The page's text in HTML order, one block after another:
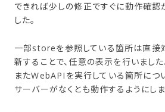
できれば少しの修正ですぐに動作確認
した。
一部storeを参照している箇所は直
新することで、任意の表示を行いました
またWebAPIを実行している箇所につ
サーバーがなくとも動作するようにしま